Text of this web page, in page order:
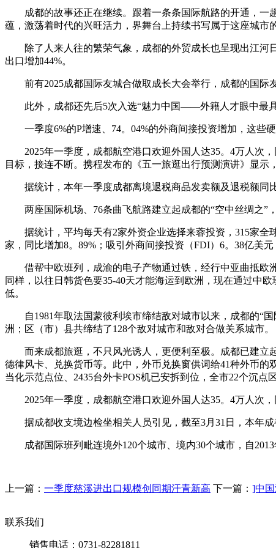
成都的故事还正在继续。跟着一条条国际航路的开通，一
蕴，激荡着时代的兴旺活力，界舞台上持续书写属于这座城市
除了人来人往的繁荣气象，成都的外贸成长也呈现出江河日
出口增加44%。
前有2025成都国际友城合做取成长大会举行，成都的国际友
此外，成都还先后5次入选“魅力中国——外籍人才眼中最具
一季度6%的P增速、74。04%的外商间接投资增加，这些硬
2025年一季度，成都航空港口欢迎外国人达35。4万人次，
目标，接连不断。携程发布的《五一旅逛出行预测演讲》显示
据统计，本年一季度成都离境退税商品发卖额及退税额同比
两座国际机场、76条曲飞航路建立起成都的“空中丝绸之”
据统计，平均每天有2家外资企业选择来蓉投资，315家全
家，同比增加8。89%；吸引外商间接投资（FDI）6。38亿美
借帮中欧班列，成渝的电子产物通过铁，经行中亚曲抵欧洲
同样，以往日韩货色要35-40天才能海运到欧洲，现在通过中
低。
自1981年取法国蒙彼利埃市缔结敌对城市以来，成都的“国
洲；区（市）县共缔结了128个敌对城市和敌对合做关系城市。
而来成都旅逛，不只风光诱人，更便利至极。成都已建立起
德律风卡、兑换货币等。此中，外币兑换窗供词给41种外币
当化示范点位、2435台外卡POS机已安拆到位，全市22个沉点
2025年一季度，成都航空港口欢迎外国人达35。4万人次，
据成都收支境边检坐相关人员引见，截至3月31日，本年成
成都国际班列毗连境外120个城市、境内30个城市，自2013
上一篇： 一季度慈溪进出口规模创同期汗青新高 下一篇： ]中国
联系我们
销售电话：0731-82281811